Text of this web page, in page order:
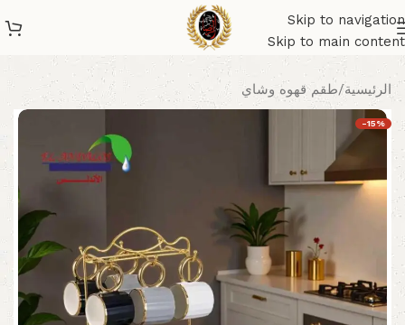
Skip to navigation
Skip to main content
الرئيسية/طقم قهوه وشاي
-15%